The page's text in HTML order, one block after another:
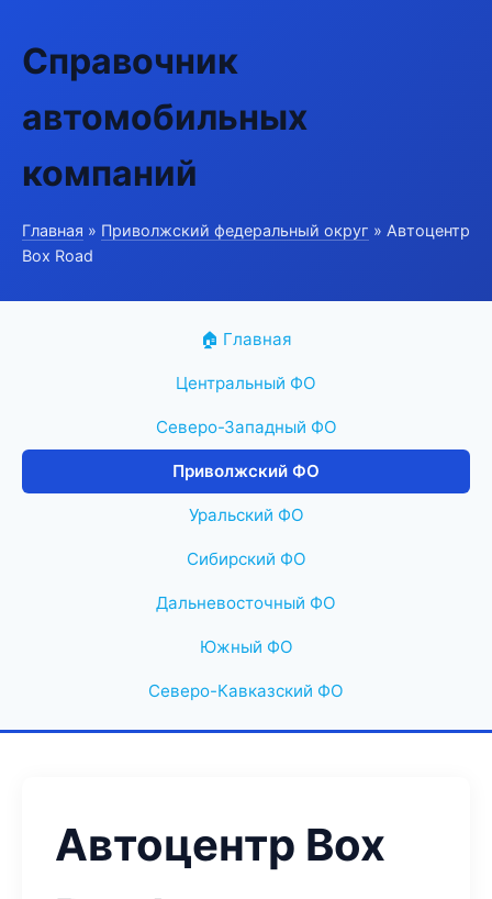
Справочник
автомобильных
компаний
Главная » Приволжский федеральный округ » Автоцентр
Box Road
🏠 Главная
Центральный ФО
Северо-Западный ФО
Приволжский ФО
Уральский ФО
Сибирский ФО
Дальневосточный ФО
Южный ФО
Северо-Кавказский ФО
Автоцентр Box